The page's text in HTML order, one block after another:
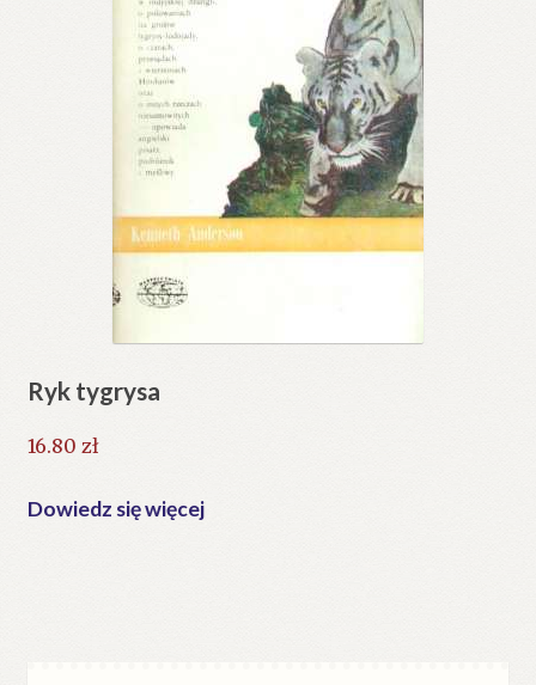
Ryk tygrysa
16.80 zł
Dowiedz się więcej